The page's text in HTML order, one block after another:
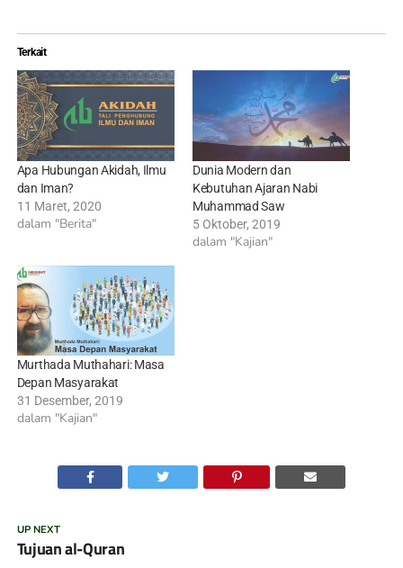
Terkait
Apa Hubungan Akidah, Ilmu
dan Iman?
11 Maret, 2020
dalam "Berita"
Dunia Modern dan
Kebutuhan Ajaran Nabi
Muhammad Saw
5 Oktober, 2019
dalam "Kajian"
Murthada Muthahari: Masa
Depan Masyarakat
31 Desember, 2019
dalam "Kajian"
UP NEXT
Tujuan al-Quran